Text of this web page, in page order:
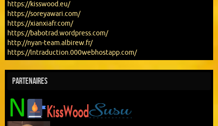
https://kisswood.eu/
https://soreyawari.com/
https://xianxiafr.com/
https://babotrad.wordpress.com/
http://nyan-team.albirew.fr/
https://lntraduction.000webhostapp.com/
Partenaires